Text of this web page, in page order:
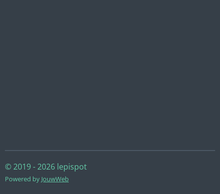
© 2019 - 2026 lepispot
Powered by JouwWeb